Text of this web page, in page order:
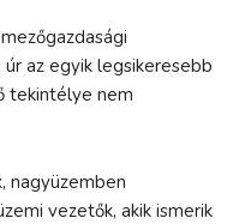
az egyik legsikeresebb
tekintélye nem
nagyüzemben
vezetők, akik ismerik